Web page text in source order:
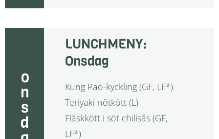
onsdag
LUNCHMENY:
Onsdag
Kung Pao-kyckling (GF, LF*)
Teriyaki nötkött (L)
Fläskkött i söt chilisås (GF,
LF*)